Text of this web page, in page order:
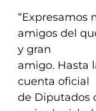
“Expresamos
amigos del
y gran
amigo. Hasta
cuenta oficial
de Diputados